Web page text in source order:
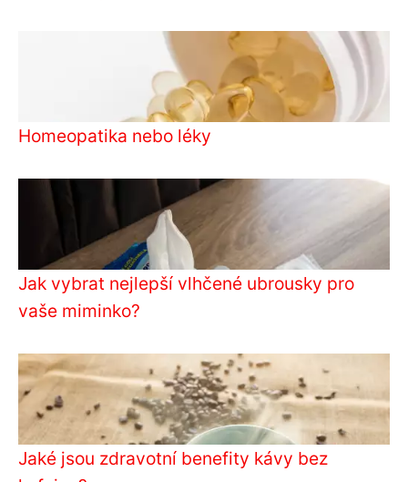
Homeopatika nebo léky
Jak vybrat nejlepší vlhčené ubrousky pro
vaše miminko?
Jaké jsou zdravotní benefity kávy bez